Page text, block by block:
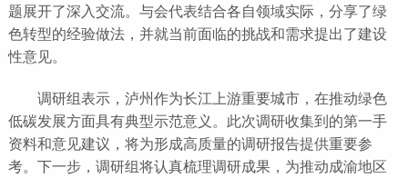
题展开了深入交流。与会代表结合各自领域实际，分享了绿
色转型的经验做法，并就当前面临的挑战和需求提出了建设
性意见。
调研组表示，泸州作为长江上游重要城市，在推动绿色
低碳发展方面具有典型示范意义。此次调研收集到的第一手
资料和意见建议，将为形成高质量的调研报告提供重要参
考。下一步，调研组将认真梳理调研成果，为推动成渝地区